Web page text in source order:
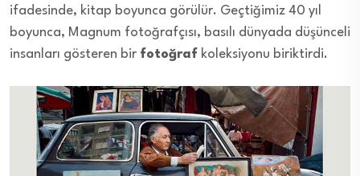
ifadesinde, kitap boyunca görülür. Geçtiğimiz 40 yıl
boyunca, Magnum fotoğrafçısı, basılı dünyada düşünceli
insanları gösteren bir fotoğraf koleksiyonu biriktirdi.